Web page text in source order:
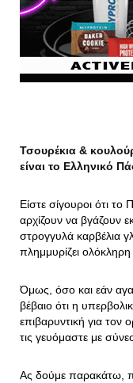
Τσουρέκια &
είναι το Ελληνικό
Είστε σίγουροι ότι το
αρχίζουν να βγάζουν
στρογγυλά καρβέλια
πλημμυρίζει ολόκληρη
Όμως, όσο και εάν
βέβαιο ότι η
επιβαρυντική για τον
τις γευόμαστε με
Ας δούμε παρακάτω,